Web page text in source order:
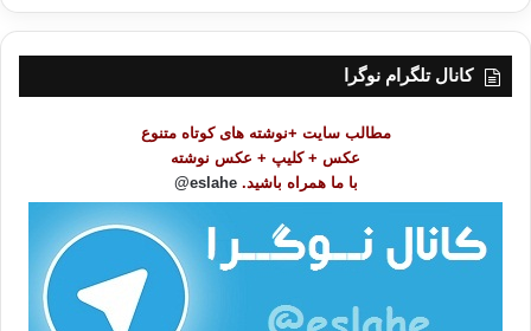
ر
کانال تلگرام نوگرا
مطالب سایت +نوشته های کوتاه متنوع
عکس + کلیپ + عکس نوشته
با ما همراه باشید. eslahe@